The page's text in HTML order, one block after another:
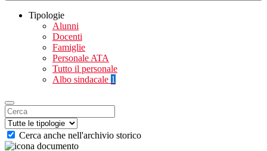
Tipologie
Alunni
Docenti
Famiglie
Personale ATA
Tutto il personale
Albo sindacale 1
Cerca anche nell'archivio storico